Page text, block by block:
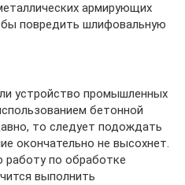
армирующих
повредить шлифовальную
устройство промышленных
бетонной
то следует подождать
окончательно не высохнет.
работу по обработке
выполнить